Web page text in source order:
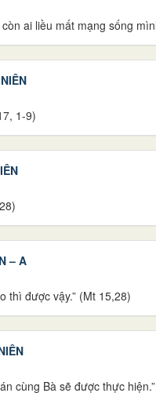
ai liều mất mạng sống
1-9)
– A
thì được vậy.” (Mt 15,28)
cùng Bà sẽ được thực